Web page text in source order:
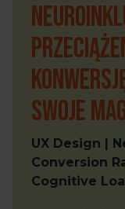
swoje
UX Design |
Conversion
Cognitive